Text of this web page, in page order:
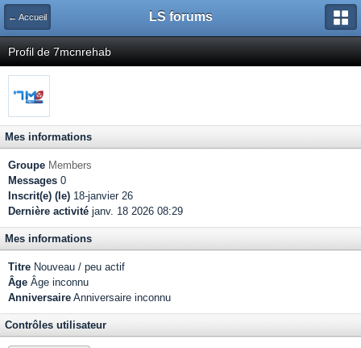
← Accueil LS forums
Profil de 7mcnrehab
Mes informations
Groupe Members
Messages 0
Inscrit(e) (le) 18-janvier 26
Dernière activité janv. 18 2026 08:29
Mes informations
Titre Nouveau / peu actif
Âge Âge inconnu
Anniversaire Anniversaire inconnu
Contrôles utilisateur